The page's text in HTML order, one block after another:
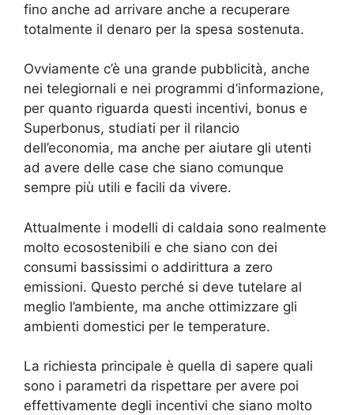
fino anche ad arrivare anche a recuperare
totalmente il denaro per la spesa sostenuta.
Ovviamente c’è una grande pubblicità, anche
nei telegiornali e nei programmi d’informazione,
per quanto riguarda questi incentivi, bonus e
Superbonus, studiati per il rilancio
dell’economia, ma anche per aiutare gli utenti
ad avere delle case che siano comunque
sempre più utili e facili da vivere.
Attualmente i modelli di caldaia sono realmente
molto ecosostenibili e che siano con dei
consumi bassissimi o addirittura a zero
emissioni. Questo perché si deve tutelare al
meglio l’ambiente, ma anche ottimizzare gli
ambienti domestici per le temperature.
La richiesta principale è quella di sapere quali
sono i parametri da rispettare per avere poi
effettivamente degli incentivi che siano molto